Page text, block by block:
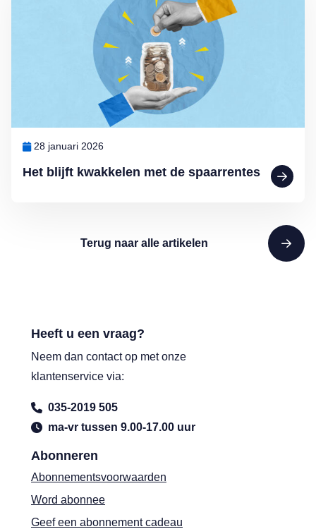
Het blijft kwakkelen met de spaarrentes
28 januari 2026
Terug naar alle artikelen
Abonneren
Abonnementsvoorwaarden
Word abonnee
Geef een abonnement cadeau
Heeft u een vraag?
Neem dan contact op met onze
klantenservice via:
035-2019 505
ma-vr tussen 9.00-17.00 uur